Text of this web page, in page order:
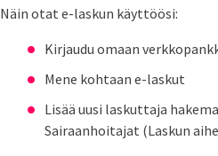
Näin otat e-laskun käyttöösi:
Kirjaudu omaan
Mene kohtaan e-laskut
Lisää uusi laskuttaja
Sairaanhoitajat (Laskun